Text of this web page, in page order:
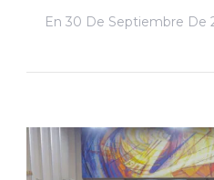
En 30 De Septiembre De